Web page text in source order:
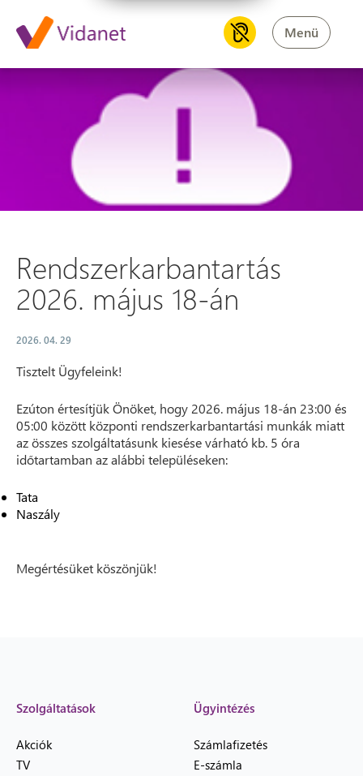
Menü
Rendszerkarbantartás 2026.
Rendszerkarbantartás
2026. május 18-án
2026. 04. 29
Tisztelt Ügyfeleink!
Ezúton értesítjük Önöket, hogy 2026. május 18-án 23:00 és
05:00 között központi rendszerkarbantartási munkák miatt
az összes szolgáltatásunk kiesése várható kb. 5 óra
időtartamban az alábbi településeken:
Tata
Naszály
Megértésüket köszönjük!
Szolgáltatások
Akciók
TV
Ügyintézés
Számlafizetés
E-számla